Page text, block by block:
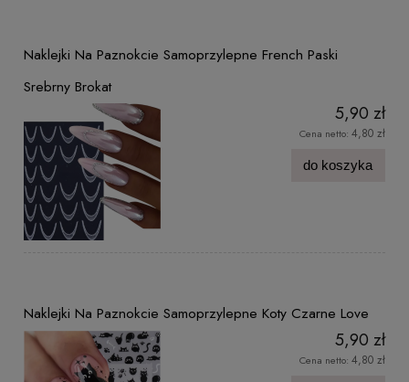
Naklejki Na Paznokcie Samoprzylepne French Paski
Srebrny Brokat
5,90 zł
Cena netto: 4,80 zł
do koszyka
Naklejki Na Paznokcie Samoprzylepne Koty Czarne Love
5,90 zł
Cena netto: 4,80 zł